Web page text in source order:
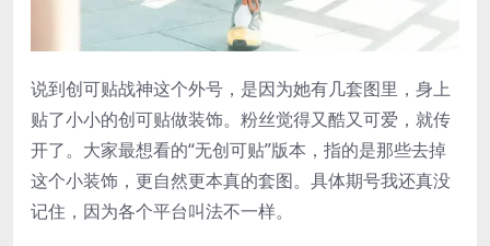
说到创可贴战神这个外号，是因为她有几套图里，身上
贴了小小的创可贴做装饰。粉丝觉得又酷又可爱，就传
开了。大家最想看的“无创可贴”版本，指的是那些去掉
这个小装饰，更自然更本真的套图。具体期号我还真没
记住，因为各个平台叫法不一样。